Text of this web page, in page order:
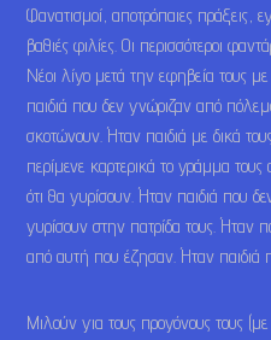
Φανατισμοί, αποτρόπαιες πράξεις,
βαθιές φιλίες. Οι περισσότεροι
Νέοι λίγο μετά την εφηβεία τους
παιδιά που δεν γνώριζαν από
σκοτώνουν. Ήταν παιδιά με δικά
περίμενε καρτερικά το γράμμα
ότι θα γυρίσουν. Ήταν παιδιά που
γυρίσουν στην πατρίδα τους. Ήταν
από αυτή που έζησαν. Ήταν παιδιά
Μιλούν για τους προγόνους τους